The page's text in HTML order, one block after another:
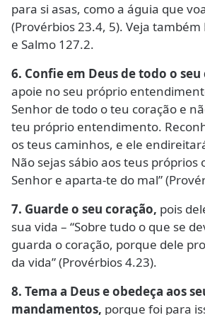
para si asas, como a águia que
(Provérbios 23.4, 5). Veja
e Salmo 127.2.
6. Confie em Deus de todo o seu
apoie no seu próprio
Senhor de todo o teu coração e
teu próprio entendimento.
os teus caminhos, e ele
Não sejas sábio aos teus próprios
Senhor e aparta-te do mal”
7. Guarde o seu coração, pois
sua vida – “Sobre tudo o que se
guarda o coração, porque dele
da vida” (Provérbios 4.23).
8. Tema a Deus e obedeça aos
mandamentos, porque foi para